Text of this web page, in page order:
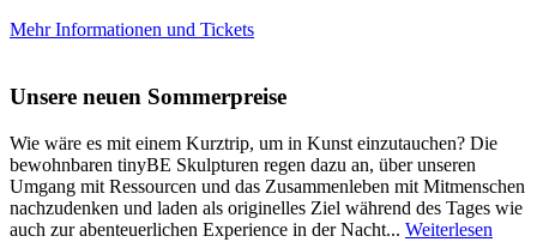
Mehr Informationen und Tickets
Unsere neuen Sommerpreise
Wie wäre es mit einem Kurztrip, um in Kunst einzutauchen? Die
bewohnbaren tinyBE Skulpturen regen dazu an, über unseren
Umgang mit Ressourcen und das Zusammenleben mit Mitmenschen
nachzudenken und laden als originelles Ziel während des Tages wie
auch zur abenteuerlichen Experience in der Nacht... Weiterlesen